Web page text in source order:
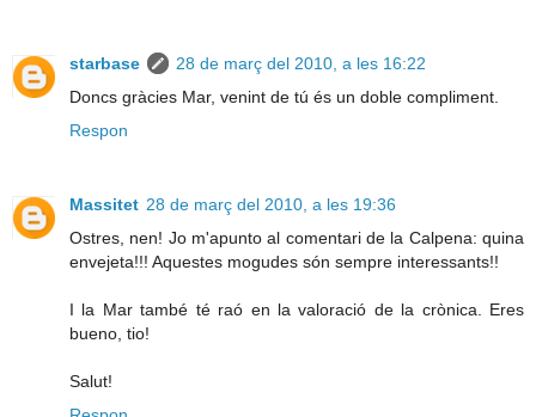
starbase
28 de març del 2010, a les 16:22
Doncs gràcies Mar, venint de tú és un doble compliment.
Respon
Massitet 28 de març del 2010, a les 19:36
Ostres, nen! Jo m'apunto al comentari de la Calpena: quina
envejeta!!! Aquestes mogudes són sempre interessants!!
I la Mar també té raó en la valoració de la crònica. Eres
bueno, tio!
Salut!